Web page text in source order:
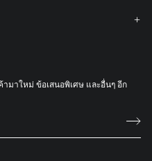
ามาใหม่ ข้อเสนอพิเศษ และอื่นๆ อีก